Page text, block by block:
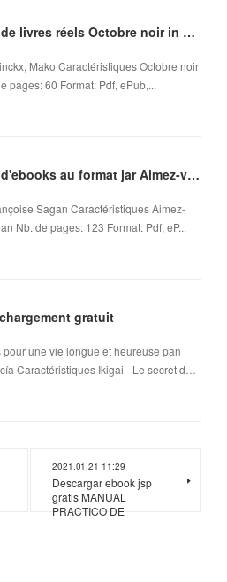
Téléchargement gratuit de livres réels Octobre noir in French ePub MOBI iBook 9782918462118
Mako Caractéristiques Octobre noir
pages: 60 Format: Pdf, ePub,...
Téléchargement gratuit d'ebooks au format jar Aimez-vous Brahms... in French FB2 ePub
Sagan Caractéristiques Aimez-
Nb. de pages: 123 Format: Pdf, eP...
gratuit
une vie longue et heureuse pan
Caractéristiques Ikigai - Le secret d…
2021.01.21 11:29
Descargar ebook jsp
gratis MANUAL
PRACTICO DE